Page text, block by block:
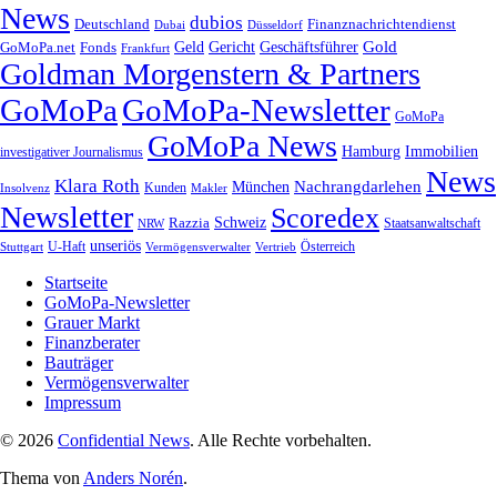
News Deutschland Dubai dubios Düsseldorf Finanznachrichtendienst
GoMoPa.net Fonds Frankfurt Geld Gericht Geschäftsführer Gold
Goldman Morgenstern & Partners
GoMoPa GoMoPa-Newsletter GoMoPa
investigativer Journalismus GoMoPa News Hamburg Immobilien
Insolvenz Klara Roth Kunden Makler München Nachrangdarlehen News
Newsletter NRW Razzia Schweiz Scoredex Staatsanwaltschaft
Stuttgart U-Haft unseriös Vermögensverwalter Vertrieb Österreich
Startseite
GoMoPa-Newsletter
Grauer Markt
Finanzberater
Bauträger
Vermögensverwalter
Impressum
© 2026 Confidential News. Alle Rechte vorbehalten.
Thema von Anders Norén.